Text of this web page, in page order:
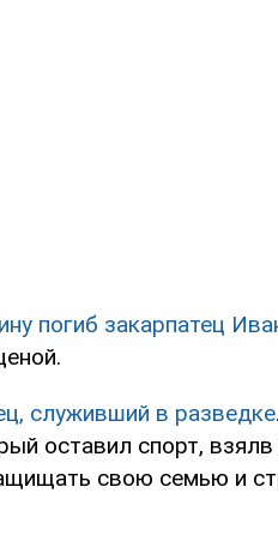
погиб закарпатец
служивший в разведке
оставил спорт,
свою семью и